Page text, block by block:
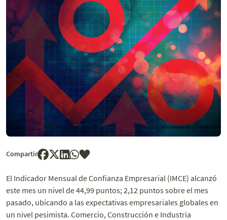
Compartir
El Indicador Mensual de Confianza Empresarial (IMCE) alcanzó
este mes un nivel de 44,99 puntos; 2,12 puntos sobre el mes
pasado, ubicando a las expectativas empresariales globales en
un nivel pesimista. Comercio, Construcción e Industria